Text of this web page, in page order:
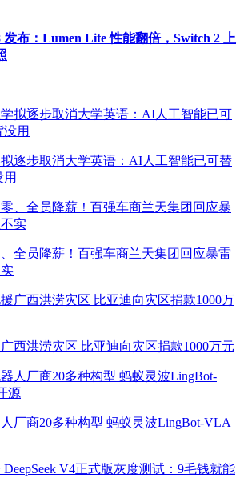
发布：Lumen Lite 性能翻倍，Switch 2 上
逐步取消大学英语：AI人工智能已可替
全员降薪！百强车商兰天集团回应暴雷
西洪涝灾区 比亚迪向灾区捐款1000万元
厂商20多种构型 蚂蚁灵波LingBot-VLA